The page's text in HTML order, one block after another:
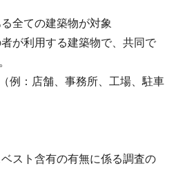
全ての建築物が対象
が利用する建築物で、共同で
務所、工場、駐車
スト含有の有無に係る調査の